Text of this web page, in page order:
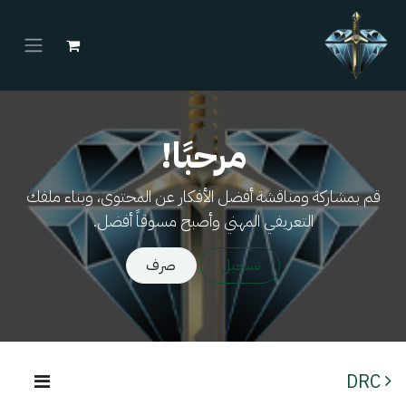
تخطي للذهاب إلى المحتوى
مرحبًا!
قم بمشاركة ومناقشة أفضل الأفكار عن المحتوى، وبناء ملفك
التعريفي المهني وأصبح مسوقاً أفضل.
تسجيل صرف
DRC